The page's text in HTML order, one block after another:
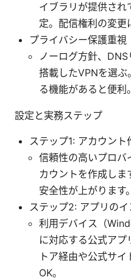
イブラリが提供さ
定。配信権利の変更
プライバシー保護重視
ノーログ方針、
搭載したVPNを選
る機能があると便利。
設定と実務ステップ
ステップ1: アカウント
信頼性の高いプロバ
カウントを作成しま
安全性が上がります。
ステップ2: アプリの
利用デバイス（
に対応する公式アプ
トア経由や公式サ
OK。